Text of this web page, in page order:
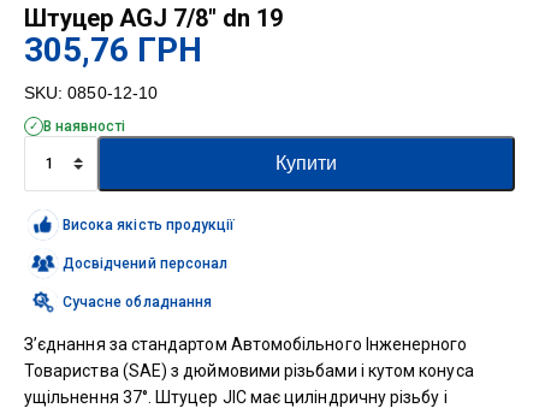
Штуцер AGJ 7/8″ dn 19
305,76 ГРН
SKU: 0850-12-10
В наявності
AGJ
7/8"
dn
19
кількість
Купити
Висока якість продукції
Досвідчений персонал
Сучасне обладнання
З’єднання за стандартом Автомобільного Інженерного
Товариства (SAE) з дюймовими різьбами і кутом конуса
ущільнення 37°. Штуцер JIC має циліндричну різьбу і